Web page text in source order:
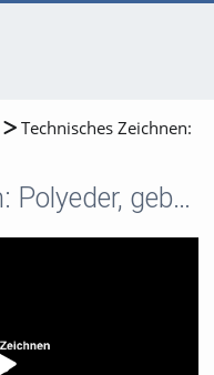
Technisches Zeichnen:
Technisches Zeichnen: Polyeder, gebohrt